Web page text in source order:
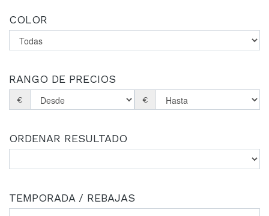
COLOR
RANGO DE PRECIOS
€ €
ORDENAR RESULTADO
TEMPORADA / REBAJAS